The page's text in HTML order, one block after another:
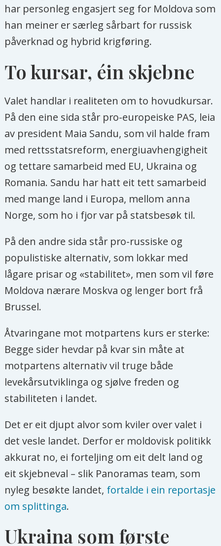
har personleg engasjert seg for Moldova som
han meiner er særleg sårbart for russisk
påverknad og hybrid krigføring.
To kursar, éin skjebne
Valet handlar i realiteten om to hovudkursar.
På den eine sida står pro-europeiske PAS, leia
av president Maia Sandu, som vil halde fram
med rettsstatsreform, energiuavhengigheit
og tettare samarbeid med EU, Ukraina og
Romania. Sandu har hatt eit tett samarbeid
med mange land i Europa, mellom anna
Norge, som ho i fjor var på statsbesøk til.
På den andre sida står pro-russiske og
populistiske alternativ, som lokkar med
lågare prisar og «stabilitet», men som vil føre
Moldova nærare Moskva og lenger bort frå
Brussel.
Åtvaringane mot motpartens kurs er sterke:
Begge sider hevdar på kvar sin måte at
motpartens alternativ vil truge både
levekårsutviklinga og sjølve freden og
stabiliteten i landet.
Det er eit djupt alvor som kviler over valet i
det vesle landet. Derfor er moldovisk politikk
akkurat no, ei forteljing om eit delt land og
eit skjebneval – slik Panoramas team, som
nyleg besøkte landet, fortalde i ein reportasje
om splittinga.
Ukraina som første